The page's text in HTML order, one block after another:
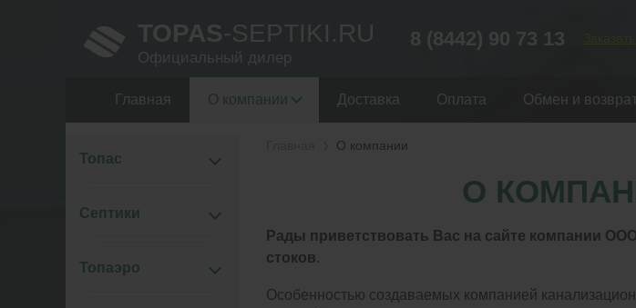
TOPAS-SEPTIKI.RU
Официальный дилер
8 (8442) 90 73 13
Главная О компании Доставка Оплата Обмен и
Топас
Септики
Топаэро
О компании
О
Рады приветствовать Вас на сайте компании
стоков.
Особенностью создаваемых компанией